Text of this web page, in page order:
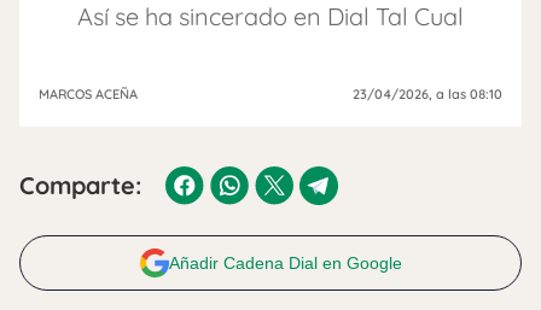
Así se ha sincerado en Dial Tal Cual
MARCOS ACEÑA 23/04/2026, a las 08:10
Comparte:
Añadir Cadena Dial en Google